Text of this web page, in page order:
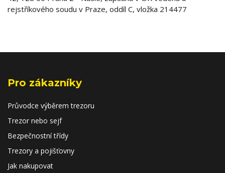
rejstříkového soudu v Praze, oddíl C, vložka 214477
Pro zákazníky
Průvodce výběrem trezoru
Trezor nebo sejf
Bezpečnostní třídy
Trezory a pojišťovny
Jak nakupovat